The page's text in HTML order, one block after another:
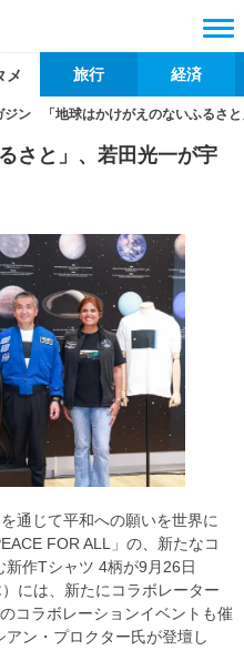
メ 旅行 経済
ジン 「地球はかけがえのないふるさ
さと」、若田光一が宇
通じて平和への願いを世界に
FOR ALL」の、新たなコ
作Tシャツ 4柄が9月26日
には、新たにコラボレーター
コラボレーションイベントも催
ン・プロクター氏が登壇し